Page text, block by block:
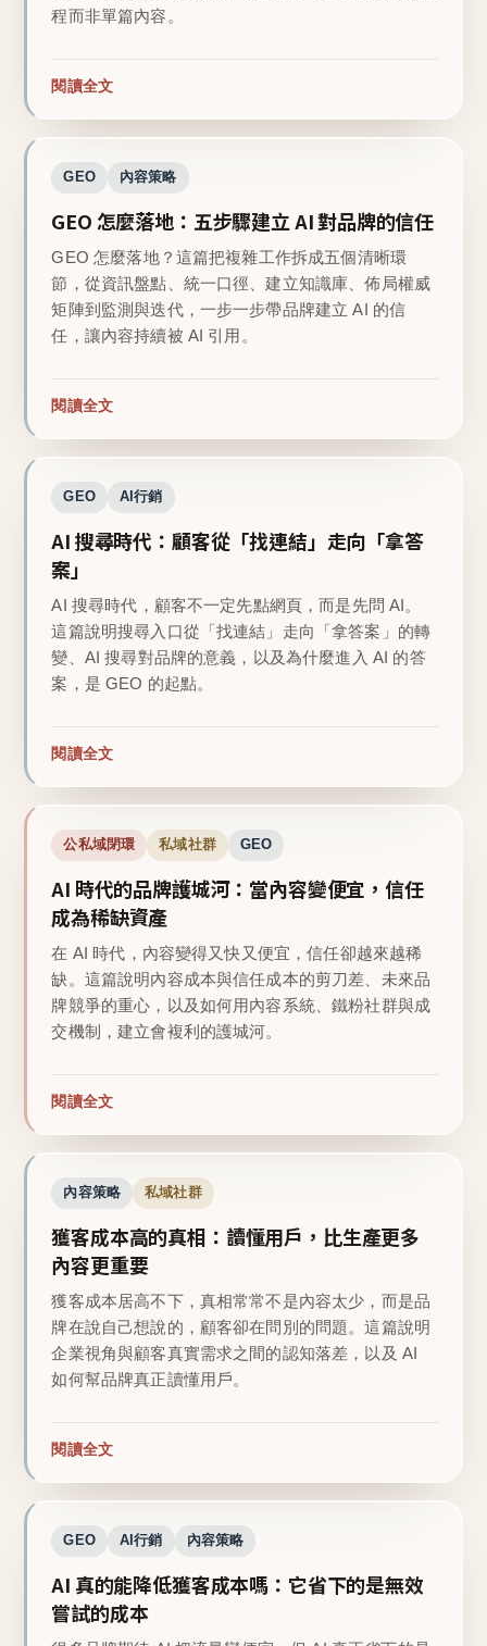
程而非單篇內容。
閱讀全文
GEO 內容策略
GEO 怎麼落地：五步驟建立 AI 對品牌的信任
GEO 怎麼落地？這篇把複雜工作拆成五個清晰環
節，從資訊盤點、統一口徑、建立知識庫、佈局權威
矩陣到監測與迭代，一步一步帶品牌建立 AI 的信
任，讓內容持續被 AI 引用。
閱讀全文
GEO AI行銷
AI 搜尋時代：顧客從「找連結」走向「拿答
案」
AI 搜尋時代，顧客不一定先點網頁，而是先問 AI。
這篇說明搜尋入口從「找連結」走向「拿答案」的轉
變、AI 搜尋對品牌的意義，以及為什麼進入 AI 的答
案，是 GEO 的起點。
閱讀全文
公私域閉環 私域社群 GEO
AI 時代的品牌護城河：當內容變便宜，信任
成為稀缺資產
在 AI 時代，內容變得又快又便宜，信任卻越來越稀
缺。這篇說明內容成本與信任成本的剪刀差、未來品
牌競爭的重心，以及如何用內容系統、鐵粉社群與成
交機制，建立會複利的護城河。
閱讀全文
內容策略 私域社群
獲客成本高的真相：讀懂用戶，比生產更多
內容更重要
獲客成本居高不下，真相常常不是內容太少，而是品
牌在說自己想說的，顧客卻在問別的問題。這篇說明
企業視角與顧客真實需求之間的認知落差，以及 AI
如何幫品牌真正讀懂用戶。
閱讀全文
GEO AI行銷 內容策略
AI 真的能降低獲客成本嗎：它省下的是無效
嘗試的成本